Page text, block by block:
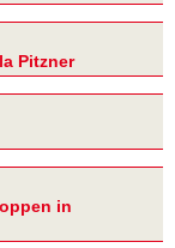
Pitzner
in